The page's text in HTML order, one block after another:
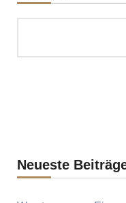
Neueste